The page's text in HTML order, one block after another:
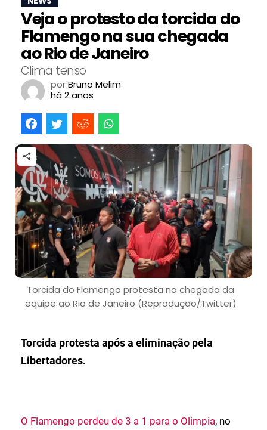
Veja o protesto da torcida do
Flamengo na sua chegada
ao Rio de Janeiro
Clima tenso
porBruno Melim
há 2 anos
Torcida do Flamengo protesta na chegada da
equipe ao Rio de Janeiro (Reprodução/Twitter)
Torcida protesta após a eliminação pela
Libertadores.
O Flamengo perdeu de 3 a 1 para o Olimpia, no